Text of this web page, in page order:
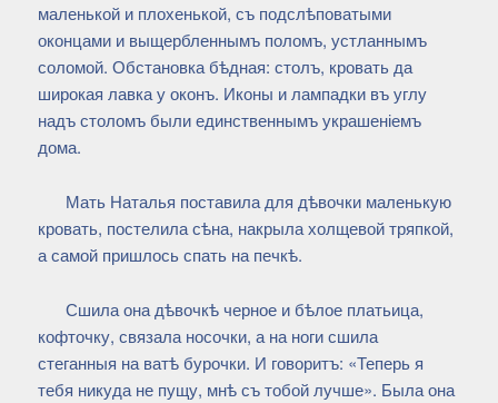
маленькой и плохенькой, съ подслѣповатыми
оконцами и выщербленнымъ поломъ, устланнымъ
соломой. Обстановка бѣдная: столъ, кровать да
широкая лавка у оконъ. Иконы и лампадки въ углу
надъ столомъ были единственнымъ украшеніемъ
дома.
Мать Наталья поставила для дѣвочки маленькую
кровать, постелила сѣна, накрыла холщевой тряпкой,
а самой пришлось спать на печкѣ.
Сшила она дѣвочкѣ черное и бѣлое платьица,
кофточку, связала носочки, а на ноги сшила
стеганныя на ватѣ бурочки. И говоритъ: «Теперь я
тебя никуда не пущу, мнѣ съ тобой лучше». Была она